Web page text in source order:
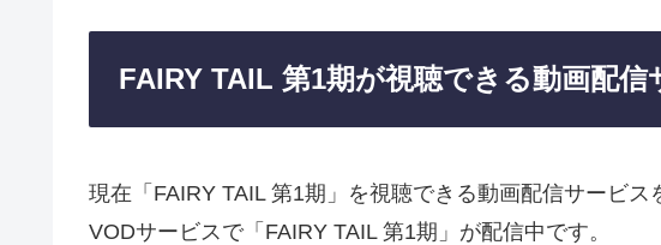
FAIRY TAIL 第1期が視聴できる動画配信
現在「FAIRY TAIL 第1期」を視聴できる動画配信サービ
VODサービスで「FAIRY TAIL 第1期」が配信中です。